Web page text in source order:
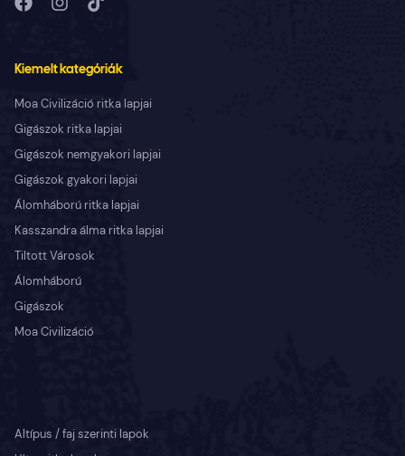
Kiemelt kategóriák
Moa Civilizáció ritka lapjai
Gigászok ritka lapjai
Gigászok nemgyakori lapjai
Gigászok gyakori lapjai
Álomháború ritka lapjai
Kasszandra álma ritka lapjai
Tiltott Városok
Álomháború
Gigászok
Moa Civilizáció
Altípus / faj szerinti lapok